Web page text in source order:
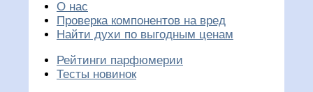
О нас
Проверка компонентов на вред
Найти духи по выгодным ценам
Рейтинги парфюмерии
Тесты новинок